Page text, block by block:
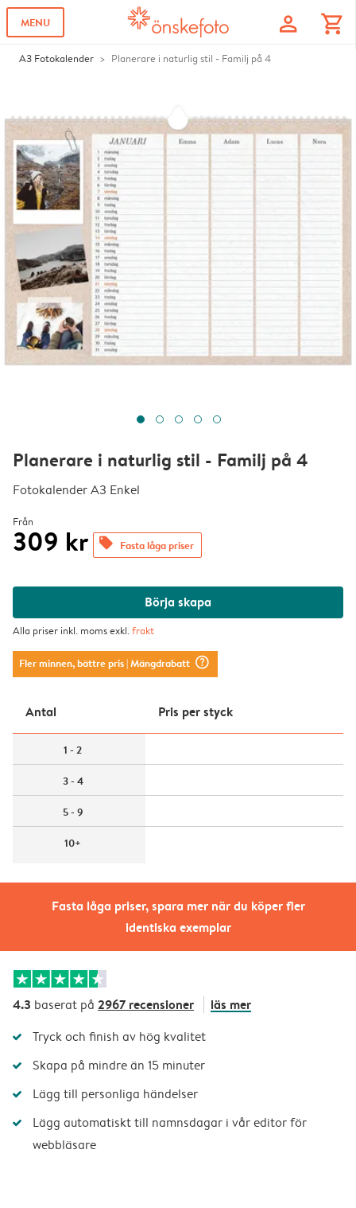
MENU profile shopping_cart
A3 Fotokalender Planerare i naturlig stil - Familj på 4
Fasta låga priser, spara mer när du köper fler
identiska exemplar
Planerare i naturlig stil - Familj på 4
Fotokalender A3 Enkel
Från
309 kr offers Fasta låga priser
Börja skapa
Alla priser inkl. moms exkl.frakt
Fler minnen, bättre pris| Mängdrabatt question_mark_circle
Antal Pris per styck
1 - 2
3 - 4
5 - 9
10+
4.3 baserat på 2967 recensioner läs mer
Tryck och finish av hög kvalitet
Skapa på mindre än 15 minuter
Lägg till personliga händelser
Lägg automatiskt till namnsdagar i vår editor för
webbläsare